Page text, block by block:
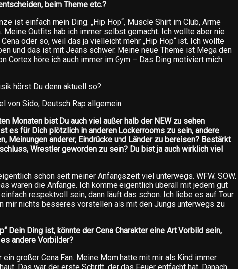
beim Theme etc.?
ist einfach mein Ding. „Hip Hop“, Muscle Shirt im Club, Arme
Meine Outfits hab ich immer selbst gemacht. Ich wollte aber nie
oder so, weil das ja vielleicht mehr „Hip Hop“ ist. Ich wollte
und das ist mit Jeans schwer. Meine neue Theme ist Mega den
Cortex höre ich auch immer im Gym – Das Ding motiviert mich
hörst Du denn aktuell so?
von Sido, Deutsch Rap allgemein.
Monaten bist Du auch viel außer halb der NEW zu sehen
es für Dich plötzlich in anderen Lockerrooms zu sein, andere
Meinungen anderer, Eindrücke und Länder zu bereisen? Bestärkt
Wrestler geworden zu sein? Du bist ja auch wirklich viel
schon seit meiner Anfangszeit viel unterwegs. WFW, SOW,
waren die Anfänge. Ich komme eigentlich überall mit jedem gut
respektvoll sein, dann läuft das schon. Ich liebe es auf Tour
mir nichts besseres vorstellen als mit den Jungs unterwegs zu
Dein Ding ist, könnte der Cena Charakter eine Art Vorbild sein,
andere Vorbilder?
ein großer Cena Fan. Meine Mom hatte mit mir als Kind immer
Das war der erste Schritt, der das Feuer entfacht hat. Danach